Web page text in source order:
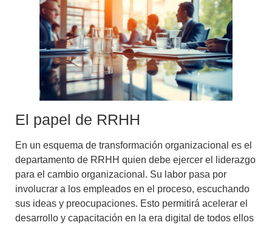
El papel de RRHH
En un esquema de transformación organizacional es el
departamento de RRHH quien debe ejercer el
liderazgo
para el cambio organizacional . Su labor pasa por
involucrar a los empleados en el proceso, escuchando
sus ideas y preocupaciones. Esto permitirá acelerar el
desarrollo y capacitación en la era digital de todos ellos